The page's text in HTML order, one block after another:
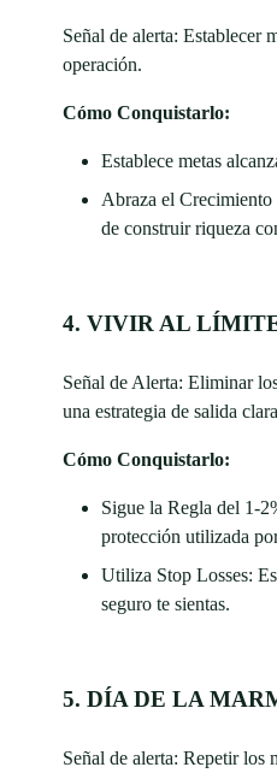
Señal de alerta: Establecer
operación.
Cómo Conquistarlo:
Establece metas
Abraza el
de construir riqueza
4. VIVIR AL
Señal de Alerta: Eliminar
una estrategia de salida
Cómo Conquistarlo:
Sigue la Regla del 1-
protección utilizada
Utiliza Stop Losses:
seguro te sientas.
5. DÍA DE LA
Señal de alerta: Repetir los